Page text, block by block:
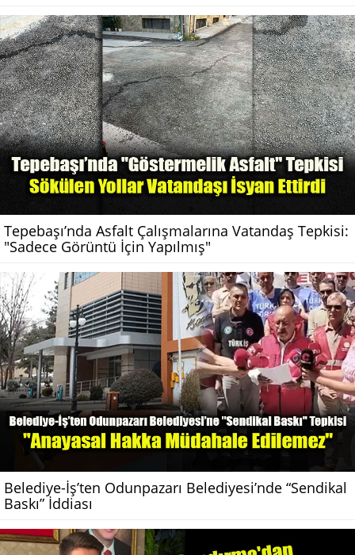
Tepebaşı’nda Asfalt Çalışmalarına Vatandaş Tepkisi:
"Sadece Görüntü İçin Yapılmış"
Belediye-İş’ten Odunpazarı Belediyesi’nde “Sendikal
Baskı” İddiası